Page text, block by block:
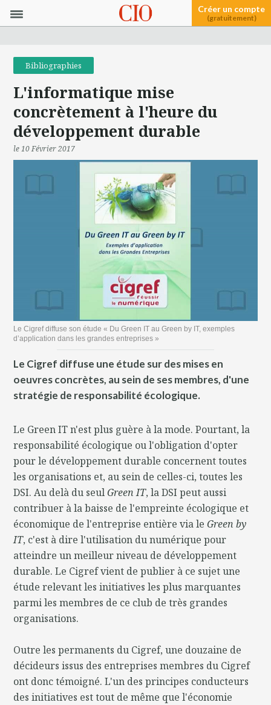
Créer un compte
(gratuitement)
Bibliographies
L'informatique mise
concrètement à l'heure du
développement durable
le 10 Février 2017
Le Cigref diffuse son étude « Du Green IT au Green by IT, exemples
d’application dans les grandes entreprises »
Le Cigref diffuse une étude sur des mises en
oeuvres concrètes, au sein de ses membres, d'une
stratégie de responsabilité écologique.
Le Green IT n'est plus guère à la mode. Pourtant, la
responsabilité écologique ou l'obligation d'opter
pour le développement durable concernent toutes
les organisations et, au sein de celles-ci, toutes les
DSI. Au delà du seulGreen IT, la DSI peut aussi
contribuer à la baisse de l'empreinte écologique et
économique de l'entreprise entière via leGreen by
IT, c'est à dire l'utilisation du numérique pour
atteindre un meilleur niveau de développement
durable. Le Cigref vient de publier à ce sujet une
étude relevant les initiatives les plus marquantes
parmi les membres de ce club de très grandes
organisations.
Outre les permanents du Cigref, une douzaine de
décideurs issus des entreprises membres du Cigref
ont donc témoigné. L'un des principes conducteurs
des initiatives est tout de même que l'économie